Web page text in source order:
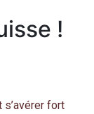
!
fort